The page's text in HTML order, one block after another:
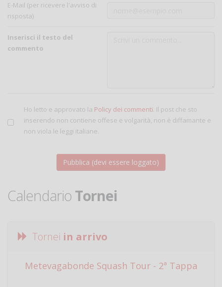
E-Mail (per ricevere l'avviso di
risposta)
Inserisci il testo del
commento
Ho letto e approvato la Policy dei commenti. Il post che sto
inserendo non contiene offese e volgarità, non è diffamante e
non viola le leggi italiane.
Calendario Tornei
Tornei in arrivo
Metevagabonde Squash Tour - 2ª Tappa